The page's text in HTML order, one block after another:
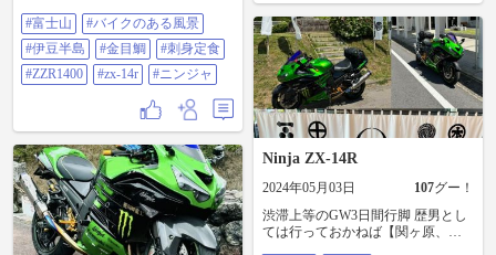
Ninja ZX-14R
2024年05月03日 107グー！
渋滞上等のGW3日間行脚 歴男とし
ては行っておかねば【関ヶ原、長
けど最高に美味かった👍 前日雨だ
ったので空気も澄んでいて箱根タ
ーンパイク頂上からの富士山は最
高に綺麗でした。 #富士山 #バイク
身定食 #ZZR1400 #zx-14r #ニンジャ
#富士山
#バイクのある風景
#伊豆半島
#金目鯛
#刺身定食
#ZZR1400
#zx-14r #ニンジャ